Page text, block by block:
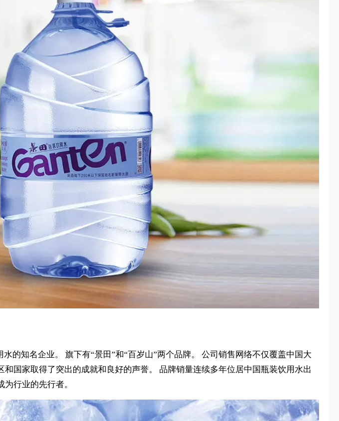
的知名企业。 旗下有“景田”和“百岁山”两个品牌。 公司销售网络不仅覆盖中国大
国家取得了突出的成就和良好的声誉。 品牌销量连续多年位居中国瓶装饮用水出
行业的先行者。